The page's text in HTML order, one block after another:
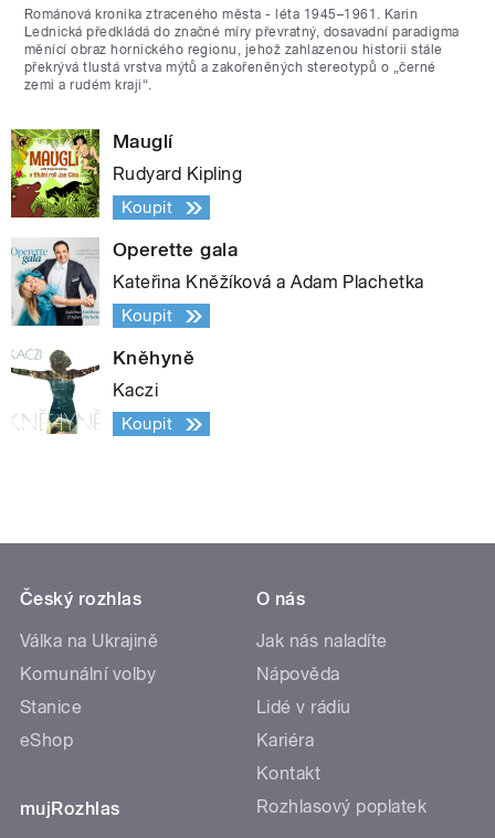
Románová kronika ztraceného města - léta 1945–1961. Karin
Lednická předkládá do značné míry převratný, dosavadní paradigma
měnící obraz hornického regionu, jehož zahlazenou historii stále
překrývá tlustá vrstva mýtů a zakořeněných stereotypů o „černé
zemi a rudém kraji“.
Mauglí
Rudyard Kipling
Koupit
Operette gala
Kateřina Kněžíková a Adam Plachetka
Koupit
Kněhyně
Kaczi
Koupit
Český rozhlas
Válka na Ukrajině
Komunální volby
Stanice
eShop
mujRozhlas
O nás
Jak nás naladíte
Nápověda
Lidé v rádiu
Kariéra
Kontakt
Rozhlasový poplatek